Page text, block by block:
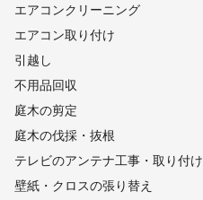
エアコンクリーニング
エアコン取り付け
引越し
不用品回収
庭木の剪定
庭木の伐採・抜根
テレビのアンテナ工事・取り付け
壁紙・クロスの張り替え